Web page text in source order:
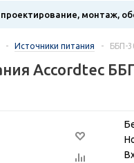
монтаж,
- Источники питания - ББП-
Accordtec